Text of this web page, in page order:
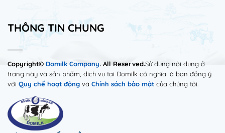
THÔNG TIN CHUNG
Copyright© Domilk Company. All Reserved.Sử dụng nội dung ở
trang này và sản phẩm, dịch vụ tại Domilk có nghĩa là bạn đồng ý
với Quy chế hoạt động và Chính sách bảo mật của chúng tôi.